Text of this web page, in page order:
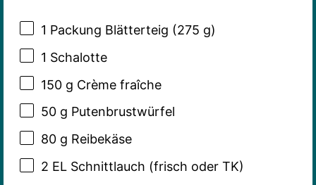
1 Packung Blätterteig (275 g)
1 Schalotte
150 g Crème fraîche
50 g Putenbrustwürfel
80 g Reibekäse
2 EL Schnittlauch (frisch oder TK)